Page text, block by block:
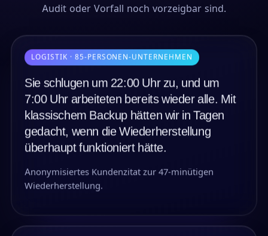
Audit oder Vorfall noch vorzeigbar sind.
LOGISTIK · 85-PERSONEN-UNTERNEHMEN
Sie schlugen um 22:00 Uhr zu, und um
7:00 Uhr arbeiteten bereits wieder alle. Mit
klassischem Backup hätten wir in Tagen
gedacht, wenn die Wiederherstellung
überhaupt funktioniert hätte.
Anonymisiertes Kundenzitat zur 47-minütigen
Wiederherstellung.